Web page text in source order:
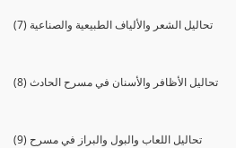
(7) تحاليل الشعر والألياف الطبيعية والصناعية
(8) تحاليل الأظافر والأسنان في مسرح الحادث
(9) تحاليل اللعاب والبول والبراز في مسرح